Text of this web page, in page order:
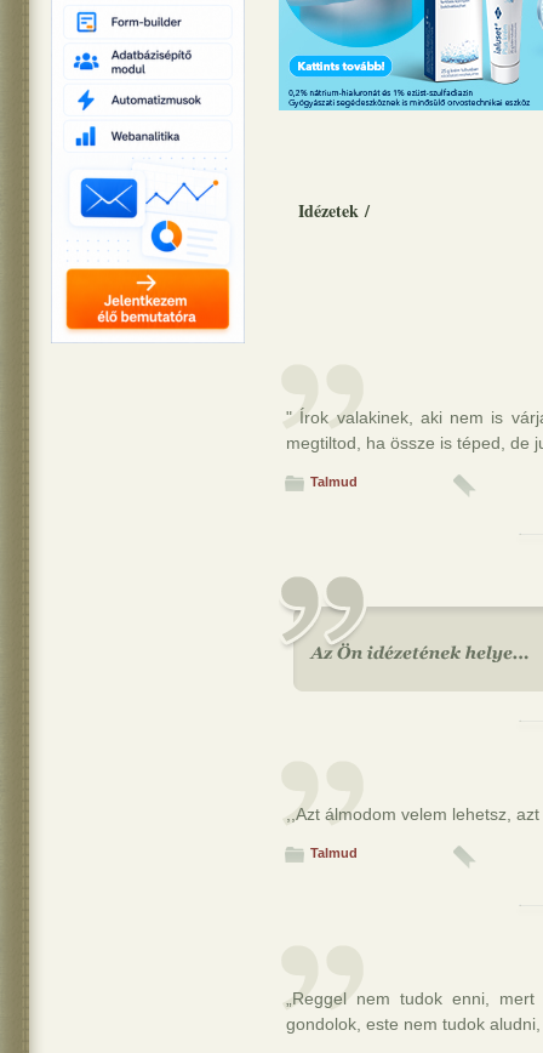
Idézetek /
" Írok valakinek, aki nem is
megtiltod, ha össze is téped, de
Talmud
,,Azt álmodom velem lehetsz,
Talmud
„Reggel nem tudok enni,
gondolok, este nem tudok